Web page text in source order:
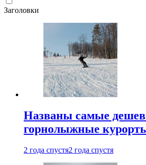
Заголовки
Названы самые
горнолыжные
2 года спустя2 года спустя